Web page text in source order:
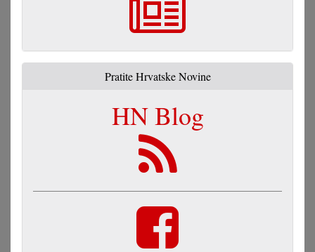
Pratite Hrvatske Novine
HN Blog